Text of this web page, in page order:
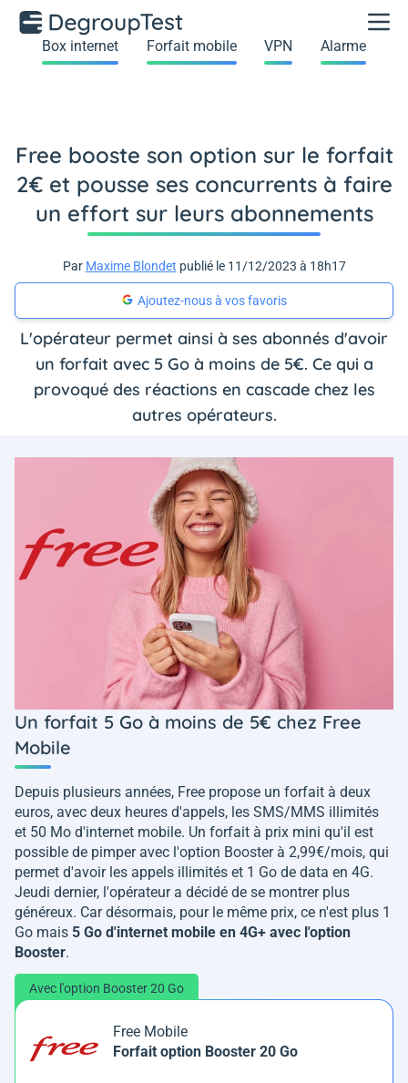
Box internet Forfait mobile VPN Alarme
Free booste son option sur le forfait
2€ et pousse ses concurrents à faire
un effort sur leurs abonnements
Par Maxime Blondet publié le 11/12/2023 à 18h17
Ajoutez-nous à vos favoris
L'opérateur permet ainsi à ses abonnés d'avoir
un forfait avec 5 Go à moins de 5€. Ce qui a
provoqué des réactions en cascade chez les
autres opérateurs.
Un forfait 5 Go à moins de 5€ chez Free
Mobile
Depuis plusieurs années, Free propose un forfait à deux
euros, avec deux heures d'appels, les SMS/MMS illimités
et 50 Mo d'internet mobile. Un forfait à prix mini qu'il est
possible de pimper avec l'option Booster à 2,99€/mois, qui
permet d'avoir les appels illimités et 1 Go de data en 4G.
Jeudi dernier, l'opérateur a décidé de se montrer plus
généreux. Car désormais, pour le même prix, ce n'est plus 1
Go mais 5 Go d'internet mobile en 4G+ avec l'option
Booster.
Avec l'option Booster 20 Go
Free Mobile
Forfait option Booster 20 Go